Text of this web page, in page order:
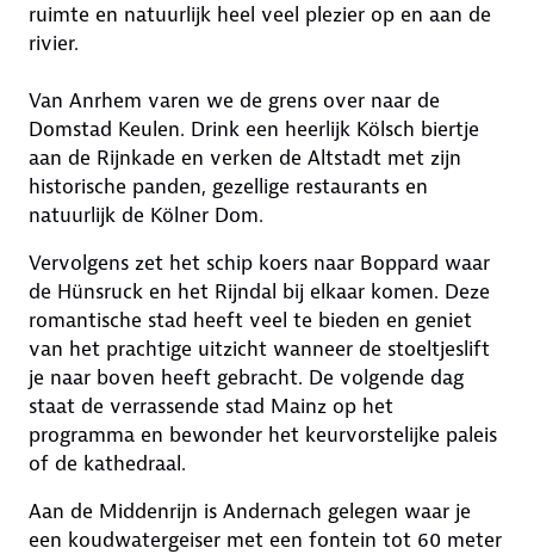
ruimte en natuurlijk heel veel plezier op en aan de
rivier.
Van Anrhem varen we de grens over naar de
Domstad Keulen. Drink een heerlijk Kölsch biertje
aan de Rijnkade en verken de Altstadt met zijn
historische panden, gezellige restaurants en
natuurlijk de Kölner Dom.
Vervolgens zet het schip koers naar Boppard waar
de Hünsruck en het Rijndal bij elkaar komen. Deze
romantische stad heeft veel te bieden en geniet
van het prachtige uitzicht wanneer de stoeltjeslift
je naar boven heeft gebracht. De volgende dag
staat de verrassende stad Mainz op het
programma en bewonder het keurvorstelijke paleis
of de kathedraal.
Aan de Middenrijn is Andernach gelegen waar je
een koudwatergeiser met een fontein tot 60 meter